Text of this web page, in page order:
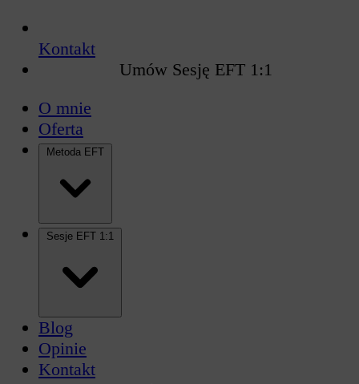
Kontakt
Umów Sesję EFT 1:1
O mnie
Oferta
Metoda EFT
Sesje EFT 1:1
Blog
Opinie
Kontakt